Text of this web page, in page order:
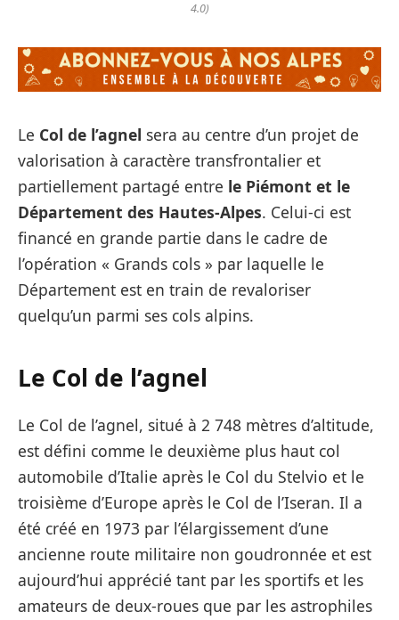
4.0)
Le Col de l’agnel sera au centre d’un projet de
valorisation à caractère transfrontalier et
partiellement partagé entre le Piémont et le
Département des Hautes-Alpes. Celui-ci est
financé en grande partie dans le cadre de
l’opération « Grands cols » par laquelle le
Département est en train de revaloriser
quelqu’un parmi ses cols alpins.
Le Col de l’agnel
Le Col de l’agnel, situé à 2 748 mètres d’altitude,
est défini comme le deuxième plus haut col
automobile d’Italie après le Col du Stelvio et le
troisième d’Europe après le Col de l’Iseran. Il a
été créé en 1973 par l’élargissement d’une
ancienne route militaire non goudronnée et est
aujourd’hui apprécié tant par les sportifs et les
amateurs de deux-roues que par les astrophiles